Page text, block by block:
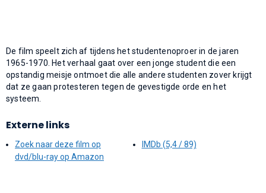
De film speelt zich af tijdens het studentenoproer in de jaren
1965-1970. Het verhaal gaat over een jonge student die een
opstandig meisje ontmoet die alle andere studenten zover krijgt
dat ze gaan protesteren tegen de gevestigde orde en het
systeem.
Externe links
Zoek naar deze film op
dvd/blu-ray op Amazon
IMDb (5,4 / 89)